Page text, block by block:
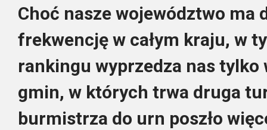
Choć nasze województwo ma
frekwencję w całym kraju, w
rankingu wyprzedza nas tylko
gmin, w których trwa druga
burmistrza do urn poszło